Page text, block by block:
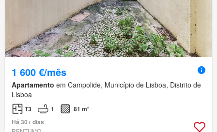
1 600 €/mês
Apartamento em Campolide, Município de Lisboa, Distrito de
Lisboa
T3 1
81 m²
Há 30+ dias